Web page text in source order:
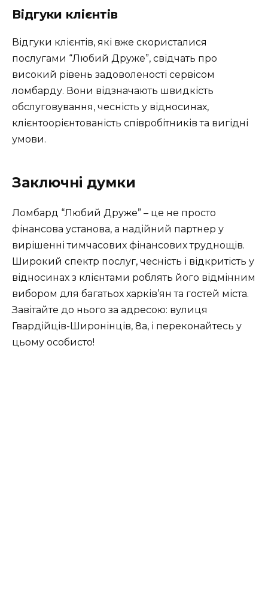
Відгуки клієнтів
Відгуки клієнтів, які вже скористалися
послугами “Любий Друже”, свідчать про
високий рівень задоволеності сервісом
ломбарду. Вони відзначають швидкість
обслуговування, чесність у відносинах,
клієнтоорієнтованість співробітників та вигідні
умови.
Заключні думки
Ломбард “Любий Друже” – це не просто
фінансова установа, а надійний партнер у
вирішенні тимчасових фінансових труднощів.
Широкий спектр послуг, чесність і відкритість у
відносинах з клієнтами роблять його відмінним
вибором для багатьох харків’ян та гостей міста.
Завітайте до нього за адресою: вулиця
Гвардійців-Широнінців, 8а, і переконайтесь у
цьому особисто!